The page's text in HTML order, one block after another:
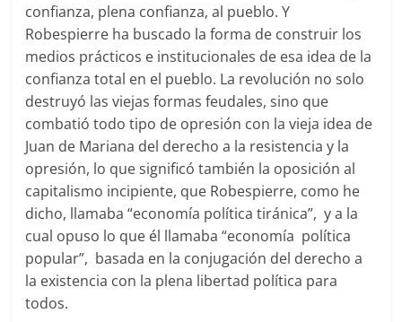
confianza, plena confianza, al pueblo. Y
Robespierre ha buscado la forma de construir los
medios prácticos e institucionales de esa idea de la
confianza total en el pueblo. La revolución no solo
destruyó las viejas formas feudales, sino que
combatió todo tipo de opresión con la vieja idea de
Juan de Mariana del derecho a la resistencia y la
opresión, lo que significó también la oposición al
capitalismo incipiente, que Robespierre, como he
dicho, llamaba “economía polí­tica tiránica”, y a la
cual opuso lo que él llamaba “economía política
popular”, basada en la conjugación del derecho a
la existencia con la plena libertad política para
todos.